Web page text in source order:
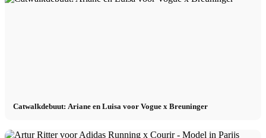
Beïnvloeder Agentschap
Catwalkdebuut: Ariane en Luisa voor Vogue x Breuninger